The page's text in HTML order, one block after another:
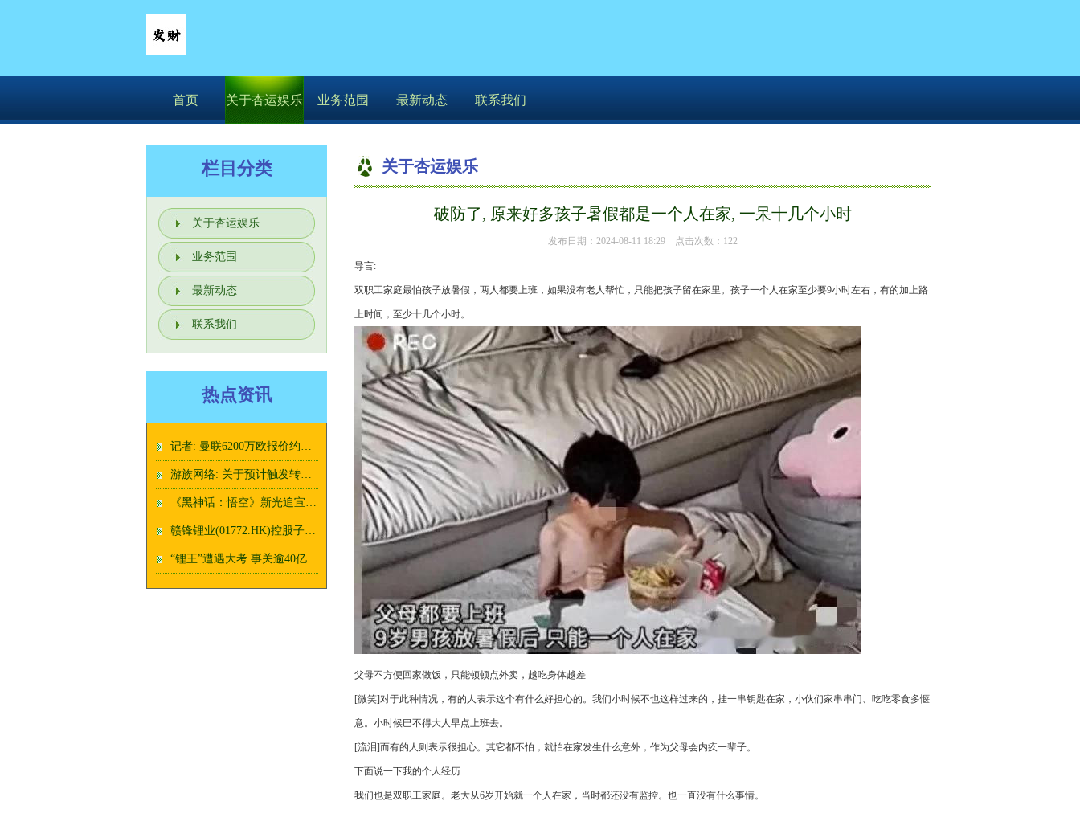
首页 关于杏运娱乐 业务范围 最新动态 联系我们
栏目分类
关于杏运娱乐
业务范围
最新动态
联系我们
热点资讯
记者: 曼联6200万欧报价约罗被接受, 正在和球员谈薪水
游族网络: 关于预计触发转股价格向下修正条件的提示性公告
《黑神话：悟空》新光追宣传片发布：打Boss更高清了！
赣锋锂业(01772.HK)控股子公司 Minera Exar拟在境外发行不超过 2 亿美元或其他等值货币的债券
“锂王”遭遇大考 事关逾40亿美元投资
关于杏运娱乐
你的位置： 杏运娱乐 > 关于杏运娱乐 > 破防了, 原来好多孩子暑假都是一个人在家, 一呆十几个小时
破防了, 原来好多孩子暑假都是一个人在家, 一呆十几个小时
发布日期：2024-08-11 18:29 点击次数：122
导言:
双职工家庭最怕孩子放暑假，两人都要上班，如果没有老人帮忙，只能把孩子留在家里。孩子一个人在家至少要9小时左右，有的加上路
上时间，至少十几个小时。
父母不方便回家做饭，只能顿顿点外卖，越吃身体越差
[微笑]对于此种情况，有的人表示这个有什么好担心的。我们小时候不也这样过来的，挂一串钥匙在家，小伙们家串串门、吃吃零食多惬
意。小时候巴不得大人早点上班去。
[流泪]而有的人则表示很担心。其它都不怕，就怕在家发生什么意外，作为父母会内疚一辈子。
下面说一下我的个人经历:
我们也是双职工家庭。老大从6岁开始就一个人在家，当时都还没有监控。也一直没有什么事情。